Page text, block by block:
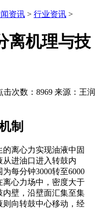
资讯 > 行业资讯 >
离机理与技
击次数：8969 来源：王润
制
离心力实现油液中固
进油口进入转鼓内
每分钟3000转至6000
心力场中，密度大于
壁，沿壁面汇集至集
向转鼓中心移动，经